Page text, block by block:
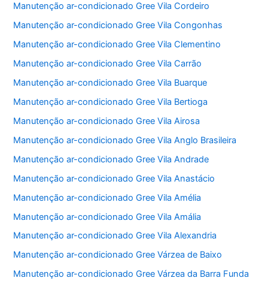
Manutenção ar-condicionado Gree Vila Cordeiro
Manutenção ar-condicionado Gree Vila Congonhas
Manutenção ar-condicionado Gree Vila Clementino
Manutenção ar-condicionado Gree Vila Carrão
Manutenção ar-condicionado Gree Vila Buarque
Manutenção ar-condicionado Gree Vila Bertioga
Manutenção ar-condicionado Gree Vila Airosa
Manutenção ar-condicionado Gree Vila Anglo Brasileira
Manutenção ar-condicionado Gree Vila Andrade
Manutenção ar-condicionado Gree Vila Anastácio
Manutenção ar-condicionado Gree Vila Amélia
Manutenção ar-condicionado Gree Vila Amália
Manutenção ar-condicionado Gree Vila Alexandria
Manutenção ar-condicionado Gree Várzea de Baixo
Manutenção ar-condicionado Gree Várzea da Barra Funda